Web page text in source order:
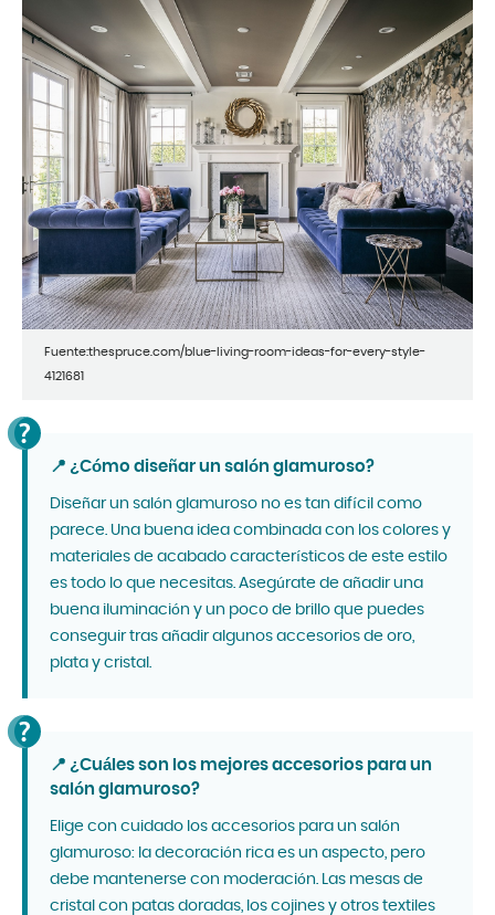
Fuente:thespruce.com/blue-living-room-ideas-for-every-style-
4121681
📍 ¿Cómo diseñar un salón glamuroso?
Diseñar un salón glamuroso no es tan difícil como
parece. Una buena idea combinada con los colores y
materiales de acabado característicos de este estilo
es todo lo que necesitas. Asegúrate de añadir una
buena iluminación y un poco de brillo que puedes
conseguir tras añadir algunos accesorios de oro,
plata y cristal.
📍 ¿Cuáles son los mejores accesorios para un
salón glamuroso?
Elige con cuidado los accesorios para un salón
glamuroso: la decoración rica es un aspecto, pero
debe mantenerse con moderación. Las mesas de
cristal con patas doradas, los cojines y otros textiles